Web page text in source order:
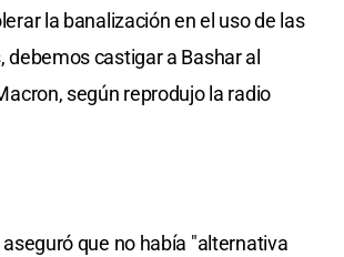
la banalización en el uso de las
debemos castigar a Bashar al
según reprodujo la radio
que no había "alternativa